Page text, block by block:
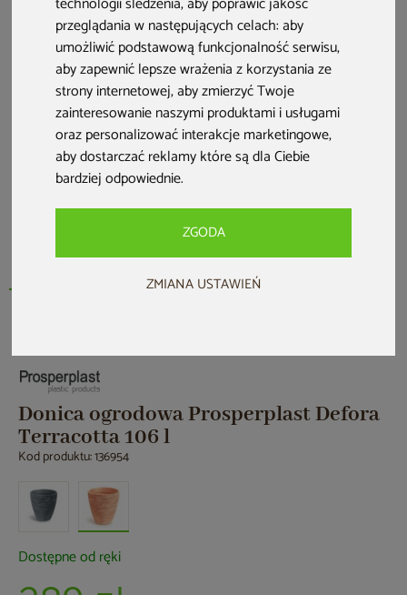
przeglądania w następujących celach:aby
umożliwić podstawową funkcjonalność serwisu,
aby zapewnić lepsze wrażenia z korzystania ze
strony internetowej,aby zmierzyć Twoje
zainteresowanie naszymi produktami i usługami
oraz personalizować interakcje marketingowe,
aby dostarczać reklamy które są dla Ciebie
bardziej odpowiednie.
ZGODA
ZMIANA USTAWIEŃ
Donica ogrodowa Prosperplast Defora
Terracotta 106 l
Kod produktu: 136954
Dostępne od ręki